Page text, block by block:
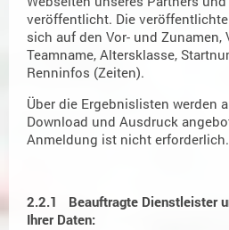
veröffentlicht. Die
sich auf den Vor- und Zunamen,
Teamname, Altersklasse,
Renninfos (Zeiten).
Über die Ergebnislisten werden
Download und Ausdruck
Anmeldung ist nicht erforderlich.
2.2.1 Beauftragte Dienstleister
Ihrer Daten: